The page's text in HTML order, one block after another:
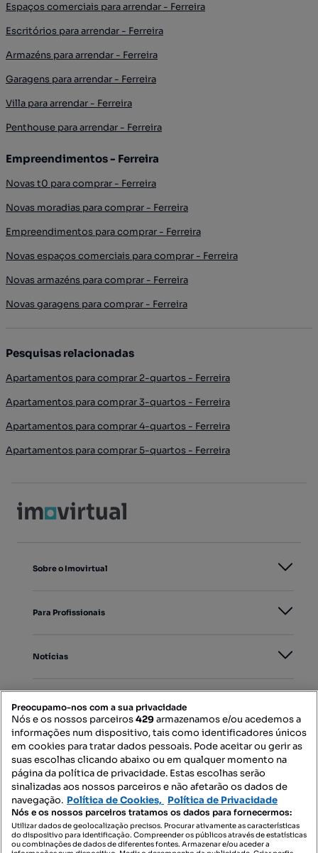
Espaços comerciais para arrendar - Ferreira
Escritórios para arrendar - Ferreira
Armazéns para arrendar - Ferreira
Garagens para arrendar - Ferreira
Villa para arrendar - Ferreira
Penthouse para arrendar - Ferreira
Empreendimentos - Ferreira
Novas t0 para comprar - Ferreira
Novas moradias para comprar - Ferreira
Empreendimentos para comprar - Ferreira
Novas espaços comerciais para comprar - Ferreira
Novas armazéns para comprar - Ferreira
Novas garagens para comprar - Ferreira
Pesquisas relacionadas
Apartamentos para comprar 2-quartos - Ferreira
Apartamentos para comprar 3-quartos - Ferreira
Apartamentos para comprar 4-quartos - Ferreira
Apartamentos para comprar 5-quartos - Ferreira
Sobre o Imovirtual
Para Profissionais
Notícias
Mapa do Site
Contacte-nos
SIGA-NOS:
Preocupamo-nos com a sua privacidade
Nós e os nossos parceiros429armazenamos e/ou acedemos a
informações num dispositivo, tais como identificadores únicos
em cookies para tratar dados pessoais. Pode aceitar ou gerir as
suas escolhas clicando abaixo ou em qualquer momento na
página da política de privacidade. Estas escolhas serão
sinalizadas aos nossos parceiros e não afetarão os dados de
navegação. Política de Cookies, Política de Privacidade
Nós e os nossos parceiros tratamos os dados para fornecermos:
Utilizar dados de geolocalização precisos. Procurar ativamente as características
do dispositivo para identificação. Compreender os públicos através de estatísticas
ou combinações de dados de diferentes fontes. Armazenar e/ou aceder a